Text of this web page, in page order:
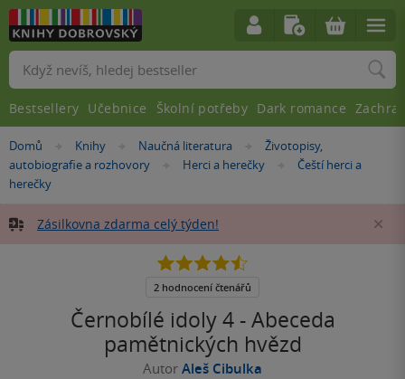
Nacházíte
se
zde:
Domů »Knihy »Naučná literatura »Životopisy,
autobiografie a rozhovory
»Herci a herečky »
Čeští herci a
herečky
Zásilkovna zdarma celý týden!
Černobílé idoly 4 - Abeceda
pamětnických hvězd
Autor Aleš Cibulka
4.5
5
2 hodnocení čtenářů
Vyhledávání
Bestsellery Učebnice Školní potřeby Dark romance